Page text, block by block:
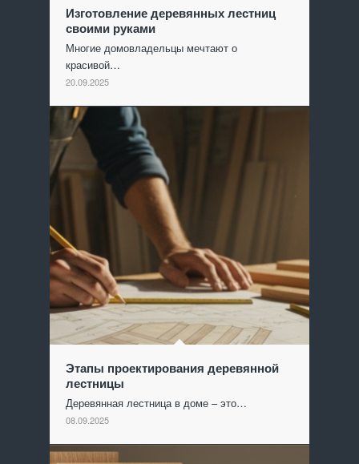
Изготовление деревянных лестниц
своими руками
Многие домовладельцы мечтают о
красивой…
20.09.2025
Этапы проектирования деревянной
лестницы
Деревянная лестница в доме – это…
08.09.2025